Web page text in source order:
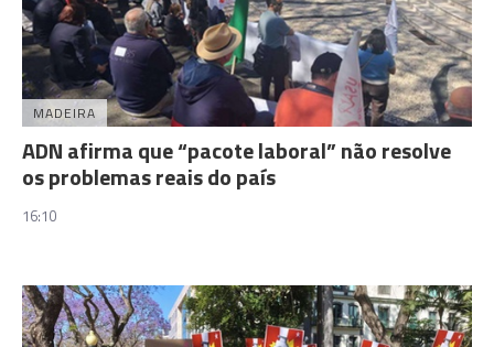
MADEIRA
ADN afirma que “pacote laboral” não resolve
os problemas reais do país
16:10